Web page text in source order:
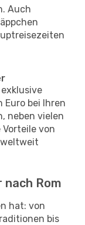
Auch
bei Ihren
neben vielen
Vorteile von
weltweit
Rom
hat: von
bis